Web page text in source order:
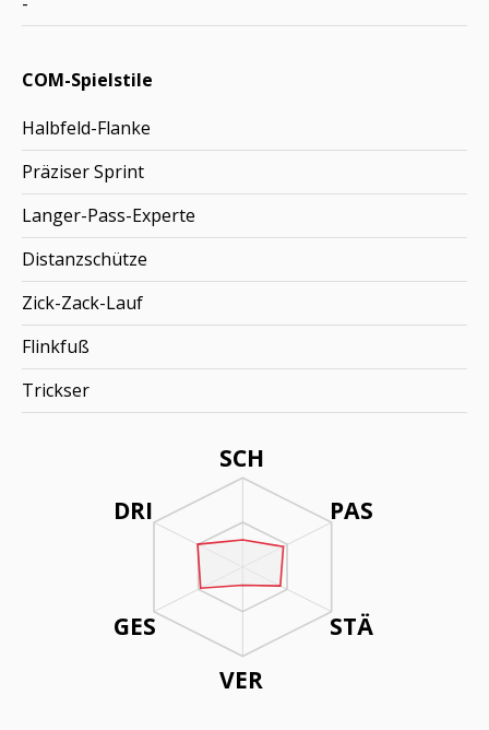
SCH
PAS
STÄ
VER
DRI
GES
COM-Spielstile
Halbfeld-Flanke
Präziser Sprint
Langer-Pass-Experte
Distanzschütze
Zick-Zack-Lauf
Flinkfuß
Trickser